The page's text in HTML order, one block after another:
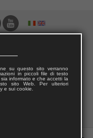
su questo sito verranno
in piccoli file di testo
informato e che accetti la
sito Web. Per ulteriori
e sui cookie.